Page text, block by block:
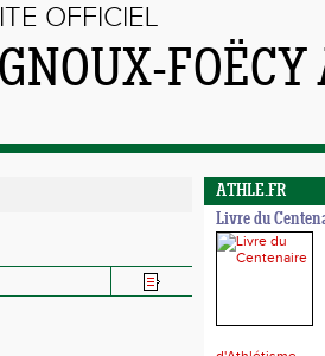
OFFICIEL
FOËCY
ATHLE.FR
Livre du